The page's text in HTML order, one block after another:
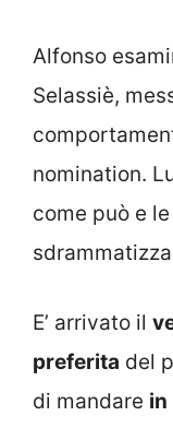
Alfonso
Selassiè,
nomination.
come può e
E’ arrivato il
preferita del
di mandare in